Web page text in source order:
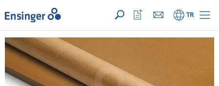
TALEBİNİZ ({{productCount}} ÜRÜNLER) AÇIK
Anasayfa TR
İzleme
listeni
aç